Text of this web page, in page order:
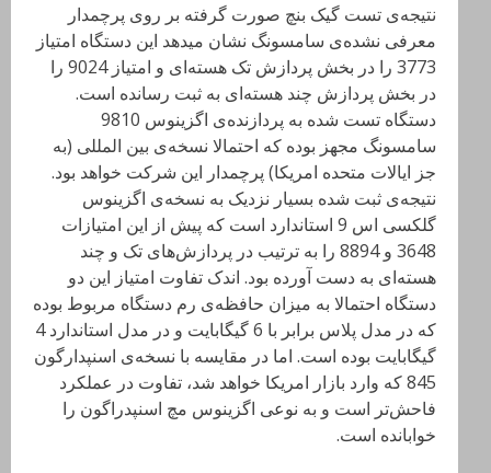
نتیجه‌ی تست گیک بنچ صورت گرفته بر روی پرچمدار
معرفی نشده‌ی سامسونگ نشان میدهد این دستگاه امتیاز
3773 را در بخش پردازش تک هسته‌ای و امتیاز 9024 را
در بخش پردازش چند هسته‌ای به ثبت رسانده است.
دستگاه تست شده به پردازنده‌ی اگزینوس 9810
سامسونگ مجهز بوده که احتمالا نسخه‌ی بین المللی (به
جز ایالات متحده امریکا) پرچمدار این شرکت خواهد بود.
نتیجه‌ی ثبت شده بسیار نزدیک به نسخه‌ی اگزینوس
گلکسی اس 9 استاندارد است که پیش از این امتیازات
3648 و 8894 را به ترتیب در پردازش‌های تک و چند
هسته‌ای به دست آورده بود. اندک تفاوت امتیاز این دو
دستگاه احتمالا به میزان حافظه‌ی رم دستگاه مربوط بوده
که در مدل پلاس برابر با 6 گیگابایت و در مدل استاندارد 4
گیگابایت بوده است. اما در مقایسه با نسخه‌ی اسنپدارگون
845 که وارد بازار امریکا خواهد شد، تفاوت در عملکرد
فاحش‌تر است و به نوعی اگزینوس مچ اسنپدراگون را
خوابانده است.